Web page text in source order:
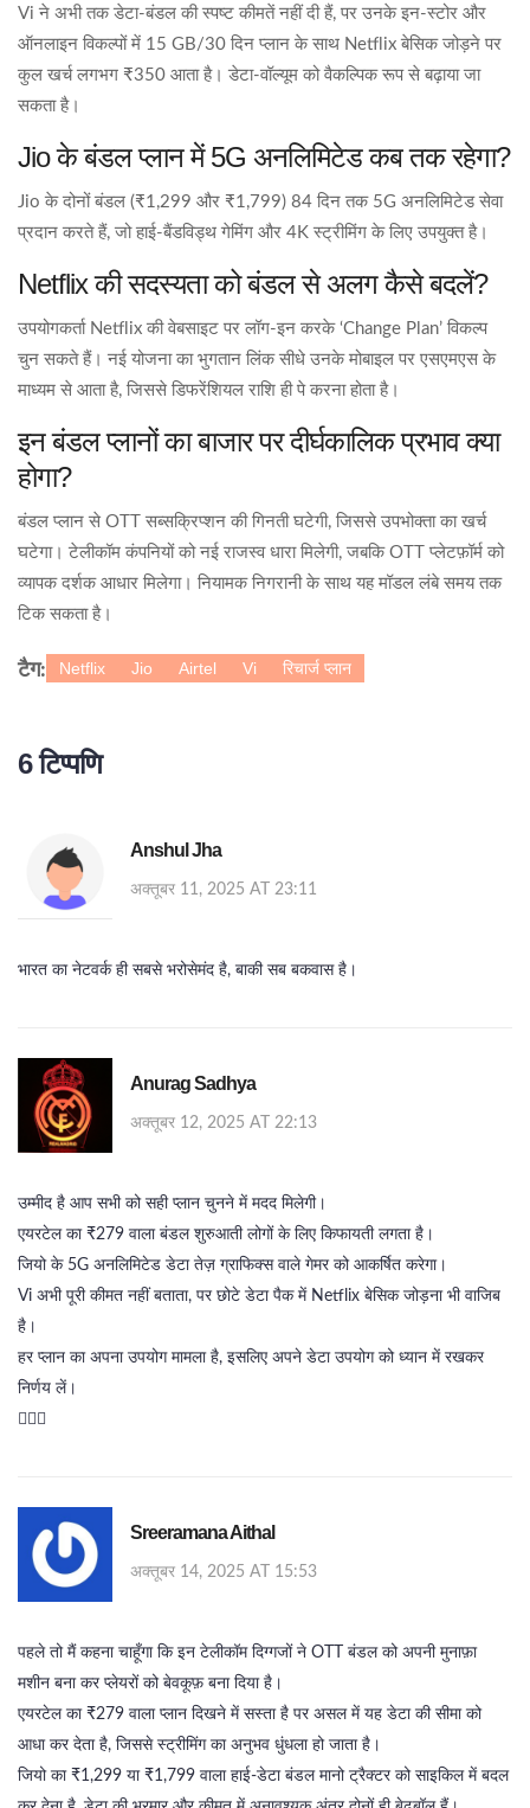
Vi ने अभी तक डेटा‑बंडल की स्पष्ट कीमतें नहीं दी हैं, पर उनके इन‑स्टोर और
ऑनलाइन विकल्पों में 15 GB/30 दिन प्लान के साथ Netflix बेसिक जोड़ने पर
कुल खर्च लगभग ₹350 आता है। डेटा‑वॉल्यूम को वैकल्पिक रूप से बढ़ाया जा
सकता है।
Jio के बंडल प्लान में 5G अनलिमिटेड कब तक रहेगा?
Jio के दोनों बंडल (₹1,299 और ₹1,799) 84 दिन तक 5G अनलिमिटेड सेवा
प्रदान करते हैं, जो हाई‑बैंडविड्थ गेमिंग और 4K स्ट्रीमिंग के लिए उपयुक्त है।
Netflix की सदस्यता को बंडल से अलग कैसे बदलें?
उपयोगकर्ता Netflix की वेबसाइट पर लॉग‑इन करके ‘Change Plan’ विकल्प
चुन सकते हैं। नई योजना का भुगतान लिंक सीधे उनके मोबाइल पर एसएमएस के
माध्यम से आता है, जिससे डिफरेंशियल राशि ही पे करना होता है।
इन बंडल प्लानों का बाजार पर दीर्घकालिक प्रभाव क्या
होगा?
बंडल प्लान से OTT सब्सक्रिप्शन की गिनती घटेगी, जिससे उपभोक्ता का खर्च
घटेगा। टेलीकॉम कंपनियों को नई राजस्व धारा मिलेगी, जबकि OTT प्लेटफ़ॉर्म को
व्यापक दर्शक आधार मिलेगा। नियामक निगरानी के साथ यह मॉडल लंबे समय तक
टिक सकता है।
टैग: Netflix Jio Airtel Vi रिचार्ज प्लान
6 टिप्पणि
Anshul Jha
अक्तूबर 11, 2025 AT 23:11
भारत का नेटवर्क ही सबसे भरोसेमंद है, बाकी सब बकवास है।
Anurag Sadhya
अक्तूबर 12, 2025 AT 22:13
उम्मीद है आप सभी को सही प्लान चुनने में मदद मिलेगी।
एयरटेल का ₹279 वाला बंडल शुरुआती लोगों के लिए किफायती लगता है।
जियो के 5G अनलिमिटेड डेटा तेज़ ग्राफिक्स वाले गेमर को आकर्षित करेगा।
Vi अभी पूरी कीमत नहीं बताता, पर छोटे डेटा पैक में Netflix बेसिक जोड़ना भी वाजिब
है।
हर प्लान का अपना उपयोग मामला है, इसलिए अपने डेटा उपयोग को ध्यान में रखकर
निर्णय लें।
👍🏼😊
Sreeramana Aithal
अक्तूबर 14, 2025 AT 15:53
पहले तो मैं कहना चाहूँगा कि इन टेलीकॉम दिग्गजों ने OTT बंडल को अपनी मुनाफ़ा
मशीन बना कर प्लेयरों को बेवकूफ़ बना दिया है।
एयरटेल का ₹279 वाला प्लान दिखने में सस्ता है पर असल में यह डेटा की सीमा को
आधा कर देता है, जिससे स्ट्रीमिंग का अनुभव धुंधला हो जाता है।
जियो का ₹1,299 या ₹1,799 वाला हाई‑डेटा बंडल मानो ट्रैक्टर को साइकिल में बदल